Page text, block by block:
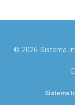
© 2026 Sistema
Sistema